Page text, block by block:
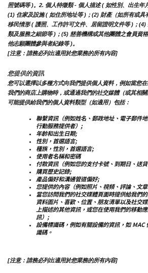
照號碼等 )。2. 個人特徵類 - 個人描述 ( 如性別、出生年
(1) 住家及設施 ( 如住所地址等 )；(2) 財產（如所有或具
移民情形 ( 護照、工作許可文件、居留證明文件等 )；
類及服務之細節等 )；(5) 慈善機構或其他團體之會員資
他志願團體參與者紀錄等 )。
[注意：請務必列出適用於您業務的所有內容]
您提供的資訊
您可以選擇以多種方式向我們提供個人資料，例如當您
我們的商店上購物時，或通過我們的社交媒體（或其相
可能提供給我們的個人資料類型（如適用）包括：
聯繫資訊（例如姓名、郵政地址、電子郵件
行動服務提供者）;
年齡和出生日期;
性別，首選語言;
種族，性別，首選語言;
使用者名稱和密碼
付款資訊（例如您的支付卡號、到期日、送
購買歷史記錄;
產品偏好和溝通管道偏好;
您提供的內容（例如照片、視頻、評論、文
當您訪問我們的社交媒體頁面時提供給我們
資料圖片、喜歡、位置、朋友清單以及社交
上描述的其他資訊，或您在使用我們的移動
訊）;
設備標識碼，例如有關設備的資訊，如
識碼。
[注意：請務必列出適用於您業務的所有內容]